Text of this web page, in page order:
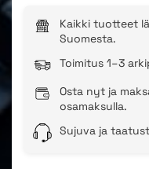
Kaikki tuotteet
Suomesta.
Toimitus 1–3
Osta nyt ja
osamaksulla.
Sujuva ja